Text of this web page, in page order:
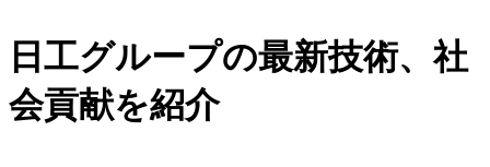
日工グループの最新技術、社
会貢献を紹介